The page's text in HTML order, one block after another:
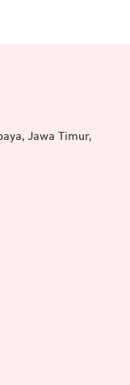
Jawa Timur,